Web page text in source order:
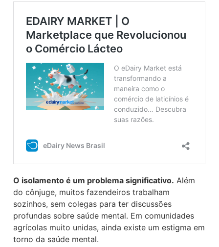
O isolamento é um problema significativo. Além
do cônjuge, muitos fazendeiros trabalham
sozinhos, sem colegas para ter discussões
profundas sobre saúde mental. Em comunidades
agrícolas muito unidas, ainda existe um estigma em
torno da saúde mental.